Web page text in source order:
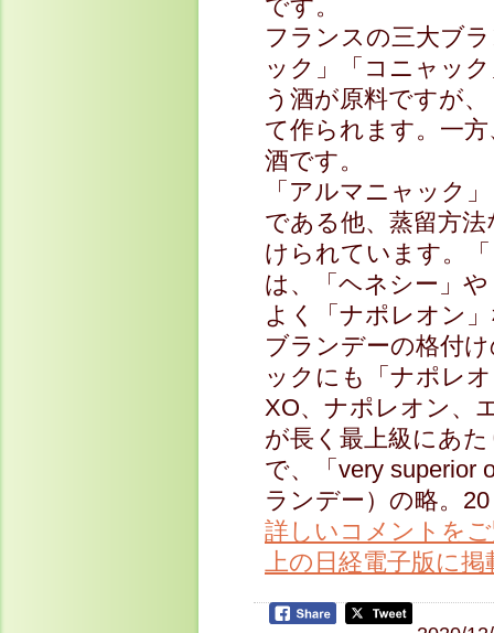
です。
フランスの三大ブ
ック」「コニャッ
う酒が原料ですが
て作られます。一
酒です。
「アルマニャック
である他、蒸留方
けられています。
は、「ヘネシー」
よく「ナポレオン
ブランデーの格付
ックにも「ナポレ
XO、ナポレオン、
が長く最上級にあ
で、「very superior
ランデー）の略。
詳しいコメントを
上の日経電子版に